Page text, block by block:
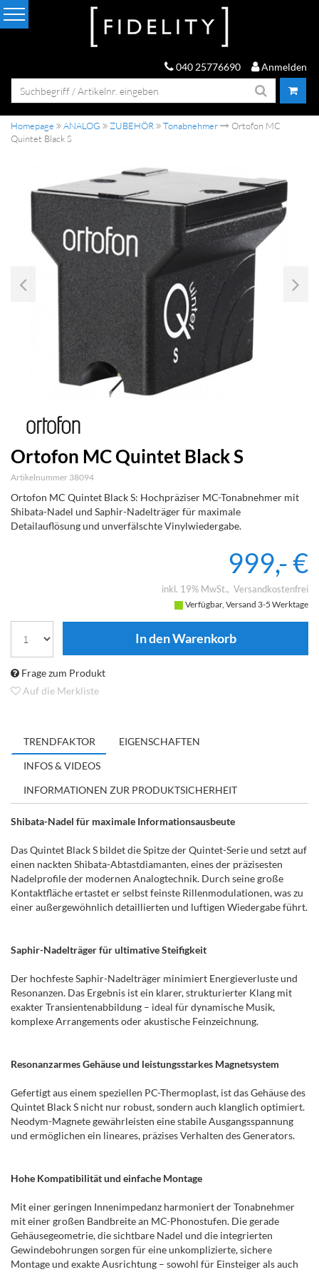
040 25776690 Anmelden
Homepage ANALOG ZUBEHÖR Tonabnehmer
Ortofon MC
Quintet Black S
Ortofon MC Quintet Black S
Artikelnummer 38094
Ortofon MC Quintet Black S: Hochpräziser MC-Tonabnehmer mit
Shibata-Nadel und Saphir-Nadelträger für maximale
Detailauflösung und unverfälschte Vinylwiedergabe.
999,- €
inkl. 19% MwSt. Versandkostenfrei
Verfügbar, Versand 3-5 Werktage
Frage zum Produkt
Auf die Merkliste
TRENDFAKTOR
EIGENSCHAFTEN
INFOS & VIDEOS
INFORMATIONEN ZUR PRODUKTSICHERHEIT
Shibata-Nadel für maximale Informationsausbeute
Das Quintet Black S bildet die Spitze der Quintet-Serie und setzt auf
einen nackten Shibata-Abtastdiamanten, eines der präzisesten
Nadelprofile der modernen Analogtechnik. Durch seine große
Kontaktfläche ertastet er selbst feinste Rillenmodulationen, was zu
einer außergewöhnlich detaillierten und luftigen Wiedergabe führt.
Saphir-Nadelträger für ultimative Steifigkeit
Der hochfeste Saphir-Nadelträger minimiert Energieverluste und
Resonanzen. Das Ergebnis ist ein klarer, strukturierter Klang mit
exakter Transientenabbildung – ideal für dynamische Musik,
komplexe Arrangements oder akustische Feinzeichnung.
Resonanzarmes Gehäuse und leistungsstarkes Magnetsystem
Gefertigt aus einem speziellen PC-Thermoplast, ist das Gehäuse des
Quintet Black S nicht nur robust, sondern auch klanglich optimiert.
Neodym-Magnete gewährleisten eine stabile Ausgangsspannung
und ermöglichen ein lineares, präzises Verhalten des Generators.
Hohe Kompatibilität und einfache Montage
Mit einer geringen Innenimpedanz harmoniert der Tonabnehmer
mit einer großen Bandbreite an MC-Phonostufen. Die gerade
Gehäusegeometrie, die sichtbare Nadel und die integrierten
Gewindebohrungen sorgen für eine unkomplizierte, sichere
Montage und exakte Ausrichtung – sowohl für Einsteiger als auch